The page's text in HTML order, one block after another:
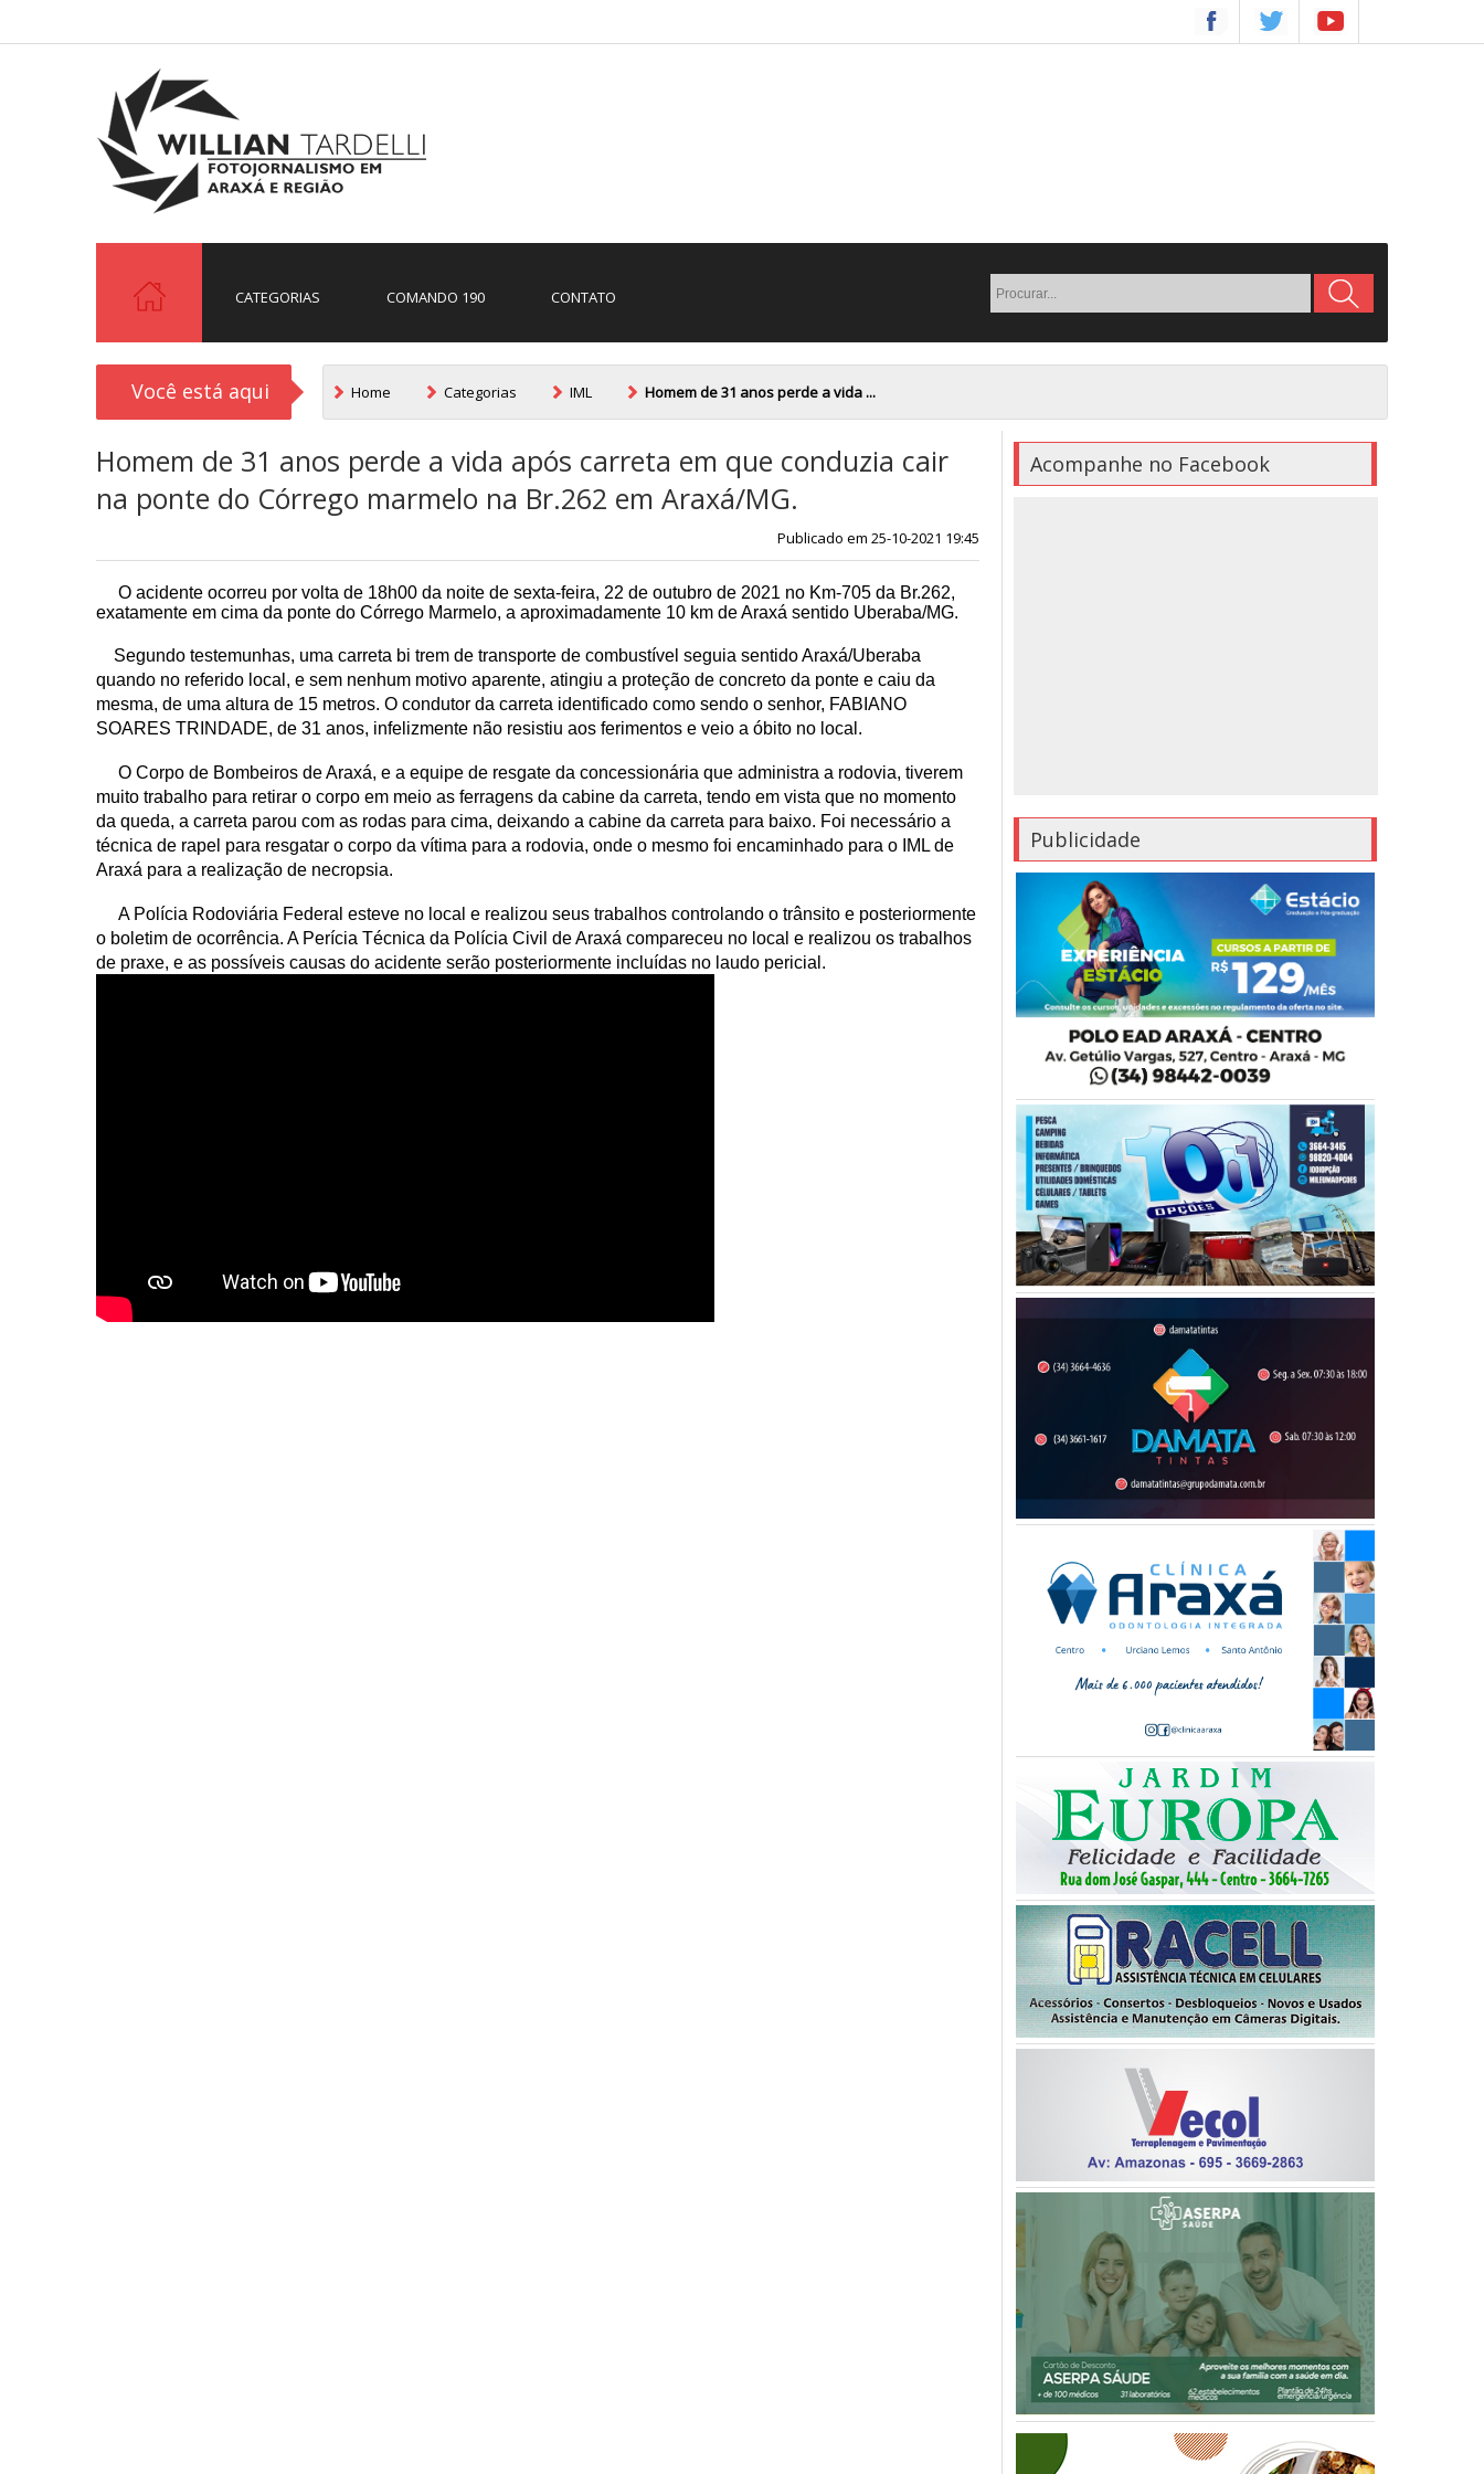
CATEGORIAS COMANDO 190 CONTATO
Você está aqui Home Categorias IML Homem de 31 anos perde a vida ...
Homem de 31 anos perde a vida após carreta em que conduzia cair
na ponte do Córrego marmelo na Br.262 em Araxá/MG.
Publicado em 25-10-2021 19:45
O acidente ocorreu por volta de 18h00 da noite de sexta-feira, 22 de outubro de 2021 no Km-705 da Br.262,
exatamente em cima da ponte do Córrego Marmelo, a aproximadamente 10 km de Araxá sentido Uberaba/MG.
Segundo testemunhas, uma carreta bi trem de transporte de combustível seguia sentido Araxá/Uberaba
quando no referido local, e sem nenhum motivo aparente, atingiu a proteção de concreto da ponte e caiu da
mesma, de uma altura de 15 metros. O condutor da carreta identificado como sendo o senhor, FABIANO
SOARES TRINDADE, de 31 anos, infelizmente não resistiu aos ferimentos e veio a óbito no local.
O Corpo de Bombeiros de Araxá, e a equipe de resgate da concessionária que administra a rodovia, tiverem
muito trabalho para retirar o corpo em meio as ferragens da cabine da carreta, tendo em vista que no momento
da queda, a carreta parou com as rodas para cima, deixando a cabine da carreta para baixo. Foi necessário a
técnica de rapel para resgatar o corpo da vítima para a rodovia, onde o mesmo foi encaminhado para o IML de
Araxá para a realização de necropsia.
A Polícia Rodoviária Federal esteve no local e realizou seus trabalhos controlando o trânsito e posteriormente
o boletim de ocorrência. A Perícia Técnica da Polícia Civil de Araxá compareceu no local e realizou os trabalhos
de praxe, e as possíveis causas do acidente serão posteriormente incluídas no laudo pericial.
Acompanhe no Facebook
Publicidade